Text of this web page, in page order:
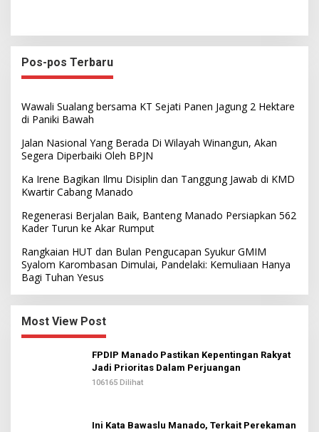
Pos-pos Terbaru
Wawali Sualang bersama KT Sejati Panen Jagung 2 Hektare
di Paniki Bawah
Jalan Nasional Yang Berada Di Wilayah Winangun, Akan
Segera Diperbaiki Oleh BPJN
Ka Irene Bagikan Ilmu Disiplin dan Tanggung Jawab di KMD
Kwartir Cabang Manado
Regenerasi Berjalan Baik, Banteng Manado Persiapkan 562
Kader Turun ke Akar Rumput
Rangkaian HUT dan Bulan Pengucapan Syukur GMIM
Syalom Karombasan Dimulai, Pandelaki: Kemuliaan Hanya
Bagi Tuhan Yesus
Most View Post
FPDIP Manado Pastikan Kepentingan Rakyat
Jadi Prioritas Dalam Perjuangan
106165 Dilihat
Ini Kata Bawaslu Manado, Terkait Perekaman